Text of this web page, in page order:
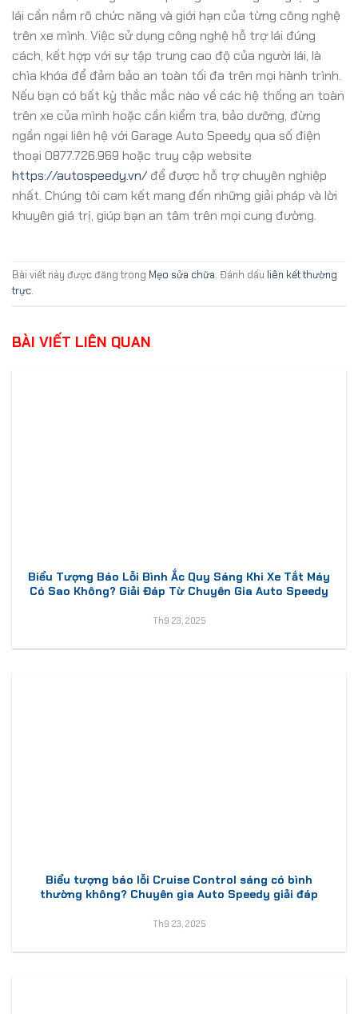
lái cần nắm rõ chức năng và giới hạn của từng công nghệ
trên xe mình. Việc sử dụng công nghệ hỗ trợ lái đúng
cách, kết hợp với sự tập trung cao độ của người lái, là
chìa khóa để đảm bảo an toàn tối đa trên mọi hành trình.
Nếu bạn có bất kỳ thắc mắc nào về các hệ thống an toàn
trên xe của mình hoặc cần kiểm tra, bảo dưỡng, đừng
ngần ngại liên hệ với Garage Auto Speedy qua số điện
thoại 0877.726.969 hoặc truy cập website
https://autospeedy.vn/để được hỗ trợ chuyên nghiệp
nhất. Chúng tôi cam kết mang đến những giải pháp và lời
khuyên giá trị, giúp bạn an tâm trên mọi cung đường.
Bài viết này được đăng trong Mẹo sửa chữa. Đánh dấu liên kết thường
trực.
BÀI VIẾT LIÊN QUAN
Biểu Tượng Báo Lỗi Bình Ắc Quy Sáng Khi Xe Tắt Máy
Có Sao Không? Giải Đáp Từ Chuyên Gia Auto Speedy
Th9 23, 2025
Biểu tượng báo lỗi Cruise Control sáng có bình
thường không? Chuyên gia Auto Speedy giải đáp
Th9 23, 2025